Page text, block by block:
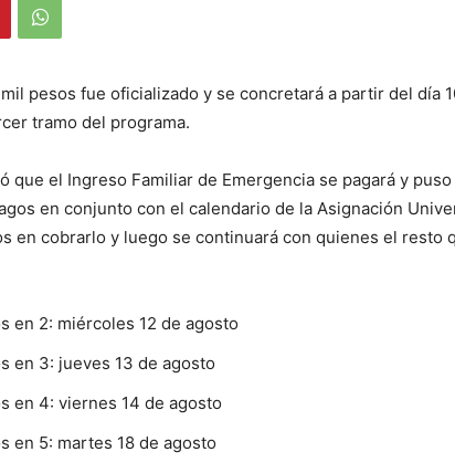
pesos fue oficializado y se concretará a partir del día
tramo del programa.
que el Ingreso Familiar de Emergencia se pagará y
en conjunto con el calendario de la Asignación
en cobrarlo y luego se continuará con quienes el resto
en 2: miércoles 12 de agosto
en 3: jueves 13 de agosto
en 4: viernes 14 de agosto
en 5: martes 18 de agosto